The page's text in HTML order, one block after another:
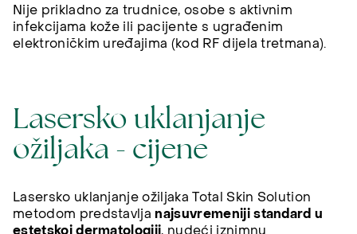
Nije prikladno za trudnice, osobe s aktivnim
infekcijama kože ili pacijente s ugrađenim
elektroničkim uređajima (kod RF dijela tretmana).
Lasersko uklanjanje
ožiljaka - cijene
Lasersko uklanjanje ožiljaka Total Skin Solution
metodom predstavljanajsuvremeniji standard u